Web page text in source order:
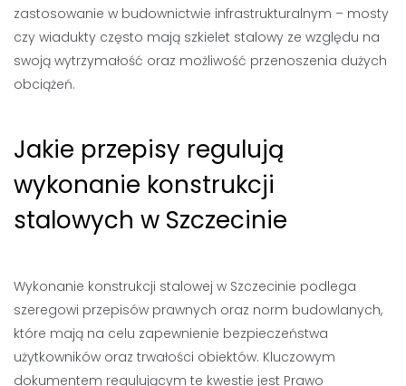
zastosowanie w budownictwie infrastrukturalnym – mosty
czy wiadukty często mają szkielet stalowy ze względu na
swoją wytrzymałość oraz możliwość przenoszenia dużych
obciążeń.
Jakie przepisy regulują
wykonanie konstrukcji
stalowych w Szczecinie
Wykonanie konstrukcji stalowej w Szczecinie podlega
szeregowi przepisów prawnych oraz norm budowlanych,
które mają na celu zapewnienie bezpieczeństwa
użytkowników oraz trwałości obiektów. Kluczowym
dokumentem regulującym te kwestie jest Prawo